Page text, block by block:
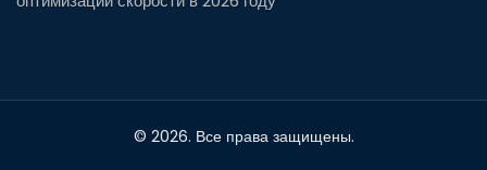
© 2026. Все права защищены.